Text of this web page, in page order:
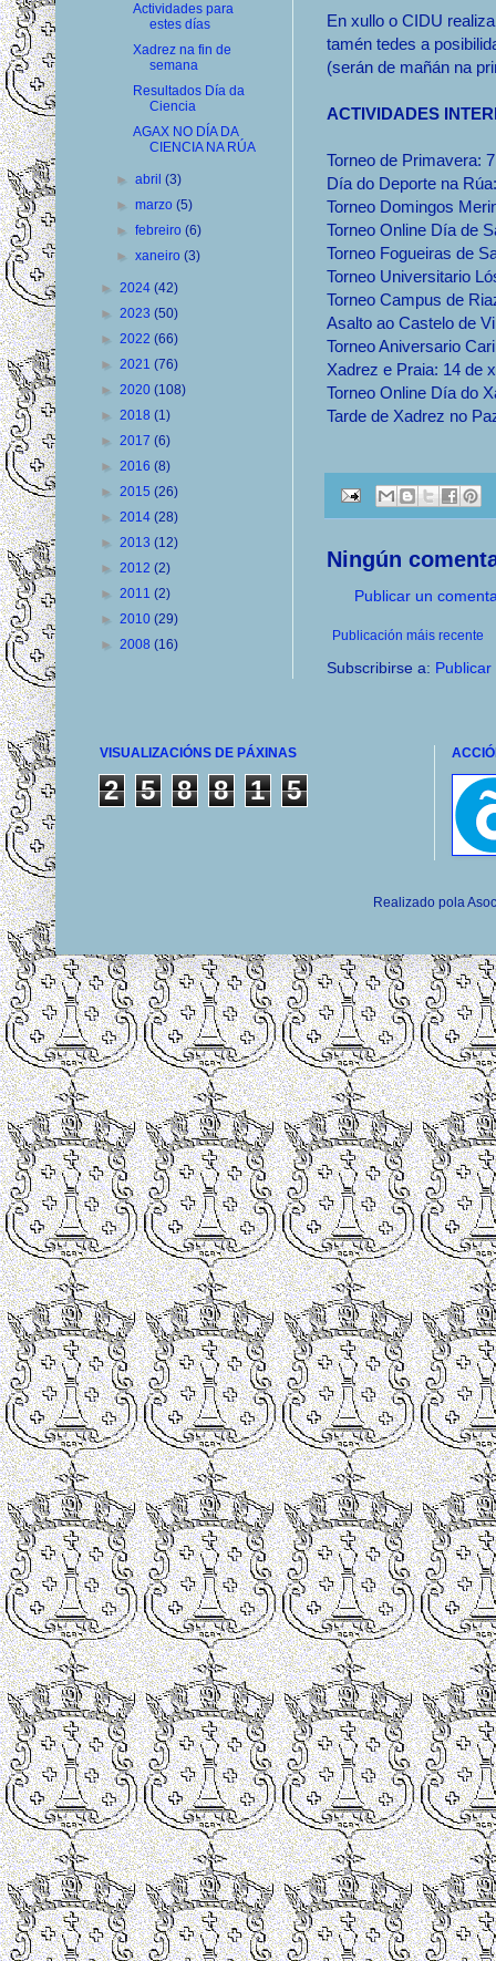
En xullo o CIDU
tamén tedes a
(serán de mañán na
ACTIVIDADES
Torneo de Primavera:
Día do Deporte na
Torneo Domingos
Torneo Online Día de
Torneo Fogueiras de
Torneo Universitario
Torneo Campus de
Asalto ao Castelo de
Torneo Aniversario
Xadrez e Praia: 14 de
Torneo Online Día do
Tarde de Xadrez no
Ningún
Publicar un
Publicación máis recente
Subscribirse a:
Actividades para
estes días
Xadrez na fin de
semana
Resultados Día da
Ciencia
AGAX NO DÍA DA
CIENCIA NA RÚA
►abril(3)
►marzo(5)
►febreiro(6)
►xaneiro(3)
► 2024 (42)
► 2023 (50)
► 2022 (66)
► 2021 (76)
► 2020 (108)
► 2018 (1)
► 2017 (6)
► 2016 (8)
► 2015 (26)
► 2014 (28)
► 2013 (12)
► 2012 (2)
► 2011 (2)
► 2010 (29)
► 2008 (16)
VISUALIZACIÓNS DE PÁXINAS
2 5 8 8 1 5
Realizado pola